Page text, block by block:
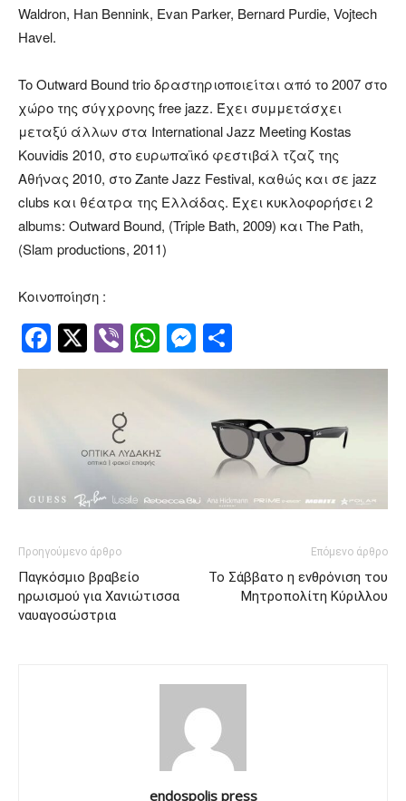
Waldron, Han Bennink, Evan Parker, Bernard Purdie, Vojtech
Havel.
To Outward Bound trio δραστηριοποιείται από το 2007 στο
χώρο της σύγχρονης free jazz. Έχει συμμετάσχει
μεταξύ άλλων στα International Jazz Meeting Kostas
Kouvidis 2010, στο ευρωπαϊκό φεστιβάλ τζαζ της
Αθήνας 2010, στο Zante Jazz Festival, καθώς και σε jazz
clubs και θέατρα της Ελλάδας. Έχει κυκλοφορήσει 2
albums: Outward Bound, (Triple Bath, 2009) και The Path,
(Slam productions, 2011)
Κοινοποίηση :
Facebook
Twitter
ViberWhatsApp
Messenger
Προηγούμενο άρθρο
Παγκόσμιο βραβείο
ηρωισμού για Χανιώτισσα
ναυαγοσώστρια
Επόμενο άρθρο
Το Σάββατο η ενθρόνιση του
Μητροπολίτη Κύριλλου
endospolis press